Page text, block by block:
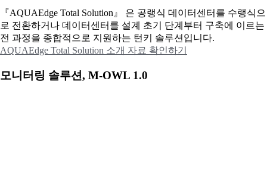
『AQUAEdge Total Solution』 은 공랭식 데이터센터를 수랭식으
로 전환하거나 데이터센터를 설계 초기 단계부터 구축에 이르는
전 과정을 종합적으로 지원하는 턴키 솔루션입니다.
AQUAEdge Total Solution 소개 자료 확인하기
모니터링 솔루션, M-OWL 1.0